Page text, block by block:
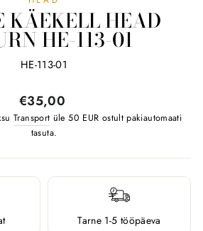
KÄEKELL HEAD
HE-113-01
HE-113-01
Tavahind
€35,00
Transport üle 50 EUR ostult pakiautomaati
tasuta.
Tarne 1-5 tööpäeva